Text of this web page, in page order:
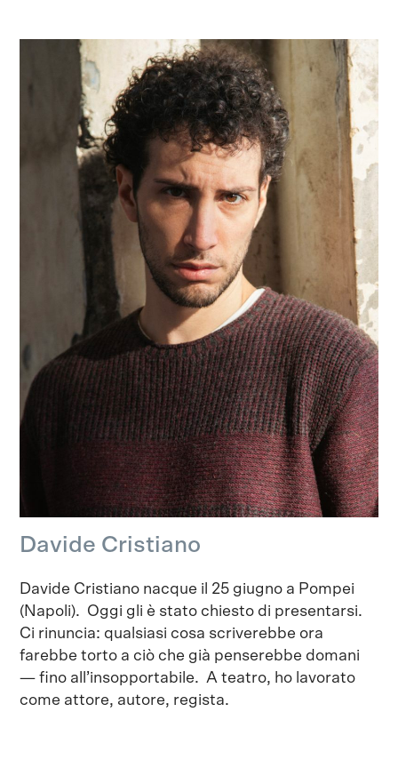
Davide Cristiano
Davide Cristiano nacque il 25 giugno a Pompei
(Napoli). Oggi gli è stato chiesto di presentarsi.
Ci rinuncia: qualsiasi cosa scriverebbe ora
farebbe torto a ciò che già penserebbe domani
— fino all’insopportabile. A teatro, ho lavorato
come attore, autore, regista.